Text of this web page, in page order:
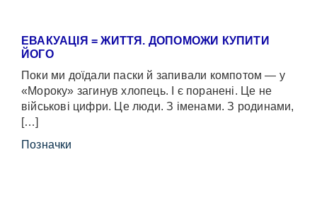
ЕВАКУАЦІЯ = ЖИТТЯ. ДОПОМОЖИ КУПИТИ
ЙОГО
Поки ми доїдали паски й запивали компотом — у
«Мороку» загинув хлопець. І є поранені. Це не
військові цифри. Це люди. З іменами. З родинами,
[…]
Позначки